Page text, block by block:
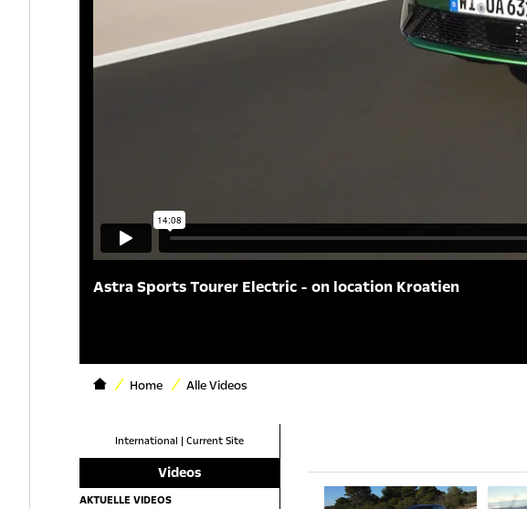
Astra Sports Tourer Electric - on location Kroatien
Home Alle Videos
International | Current Site
Videos
AKTUELLE VIDEOS